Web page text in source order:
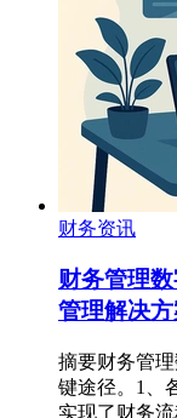
财务资讯
财务管理
管理解决方
摘要财务管
键途径。1、
实现了财务